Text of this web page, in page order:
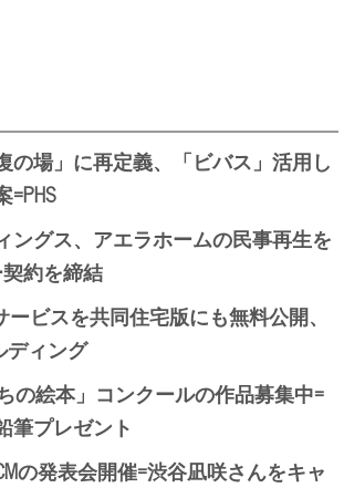
の場」に再定義、「ビバス」活用し
ングス、アエラホームの民事再生を
約を締結
ービスを共同住宅版にも無料公開、
ディング
の絵本」コンクールの作品募集中=
筆プレゼント
の発表会開催=渋谷凪咲さんをキャ